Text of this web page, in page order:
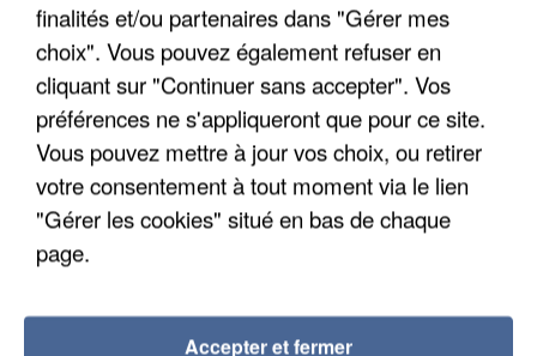
finalités et/ou partenaires dans "Gérer mes
choix". Vous pouvez également refuser en
cliquant sur "Continuer sans accepter". Vos
préférences ne s'appliqueront que pour ce site.
Vous pouvez mettre à jour vos choix, ou retirer
votre consentement à tout moment via le lien
"Gérer les cookies" situé en bas de chaque
page.
Accepter et fermer